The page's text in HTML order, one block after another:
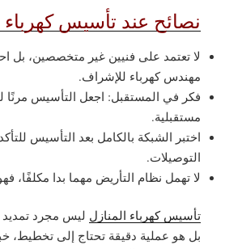
نصائح عند تأسيس
لا تعتمد على فنيين غير متخصصين،
مهندس كهرباء للإشراف.
فكر في المستقبل: اجعل التأسيس
مستقبلية.
اختبر الشبكة بالكامل بعد التأسيس
التوصيلات.
لا تهمل نظام التأريض مهما بدا مكلفًا،
تأسيس كهرباء المنازل ليس مجرد تمديد
بل هو عملية دقيقة تحتاج إلى تخطيط،